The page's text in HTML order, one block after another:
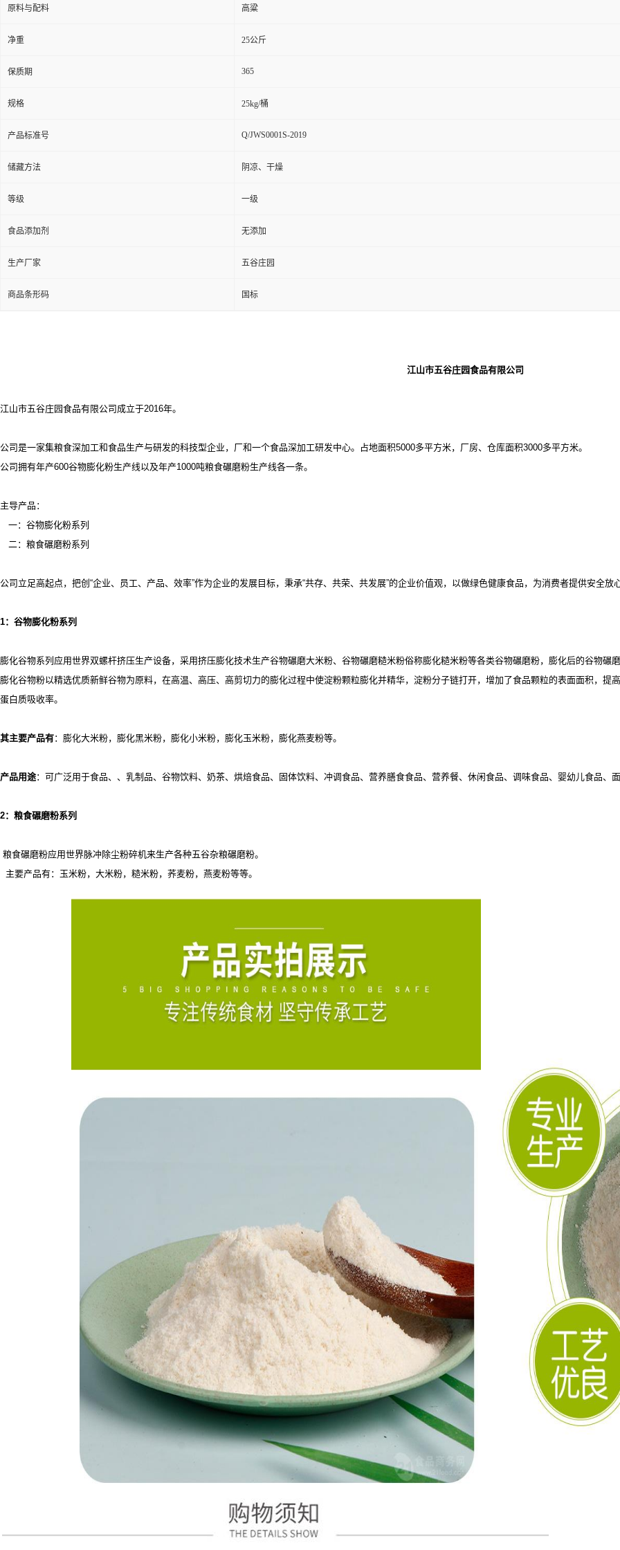
原料与配料 高粱
净重 25公斤
保质期 365
规格 25kg/桶
产品标准号 Q/JWS0001S-2019
储藏方法 阴凉、干燥
等级 一级
食品添加剂 无添加
生产厂家 五谷庄园
商品条形码 国标
江山市五谷庄园食品有限公司
江山市五谷庄园食品有限公司成立于2016年。
公司是一家集粮食深加工和食品生产与研发的科技型企业，厂和一个食品深加工研发中心。占地面积5000多平方米，厂房、仓库面积3000多平方米。
公司拥有年产600谷物膨化粉生产线以及年产1000吨粮食碾磨粉生产线各一条。
主导产品：
一：谷物膨化粉系列
二：粮食碾磨粉系列
公司立足高起点，把创 “企业、员工、产品、效率”作为企业的发展目标，秉承“共存、共荣、共发展”的企业价值观，以做绿色健康食品，为消费者提供安全放
1：谷物膨化粉系列
膨化谷物系列应用世界双螺杆挤压生产设备，采用挤压膨化技术生产谷物碾磨大米粉、谷物碾磨糙米粉俗称膨化糙米粉等各类谷物碾磨粉，膨化后的谷物碾
膨化谷物粉以精选优质新鲜谷物为原料，在高温、高压、高剪切力的膨化过程中使淀粉颗粒膨化并精华，淀粉分子链打开，增加了食品颗粒的表面面积，
蛋白质吸收率。
其主要产品有：膨化大米粉，膨化黑米粉，膨化小米粉，膨化玉米粉，膨化燕麦粉等。
产品用途：可广泛用于食品、 、乳制品、谷物饮料、奶茶、烘焙食品、固体饮料、冲调食品、营养膳食食品、营养餐、休闲食品、调味食品、婴幼儿食品、
2：粮食碾磨粉系列
粮食碾磨粉应用世界脉冲除尘粉碎机来生产各种五谷杂粮碾磨粉。
主要产品有：玉米粉，大米粉，糙米粉，荞麦粉，燕麦粉等等。